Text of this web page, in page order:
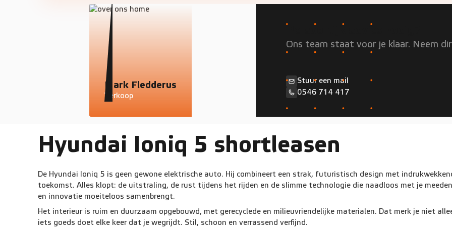
Mark Fledderus
Verkoop
Ons team staat voor je klaar. Neem
Stuur een mail
0546 714 417
Hyundai Ioniq 5 shortleasen
De Hyundai Ioniq 5 is geen gewone elektrische auto. Hij combineert een strak, futuristisch design met
toekomst. Alles klopt: de uitstraling, de rust tijdens het rijden en de slimme technologie die naadloos met je
en innovatie moeiteloos samenbrengt.
Het interieur is ruim en duurzaam opgebouwd, met gerecyclede en milieuvriendelijke materialen. Dat merk je niet
iets goeds doet elke keer dat je wegrijdt. Stil, schoon en verrassend verfijnd.